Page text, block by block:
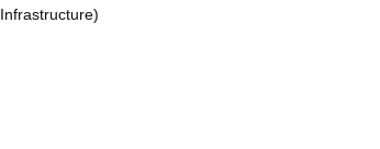
Infrastructure)